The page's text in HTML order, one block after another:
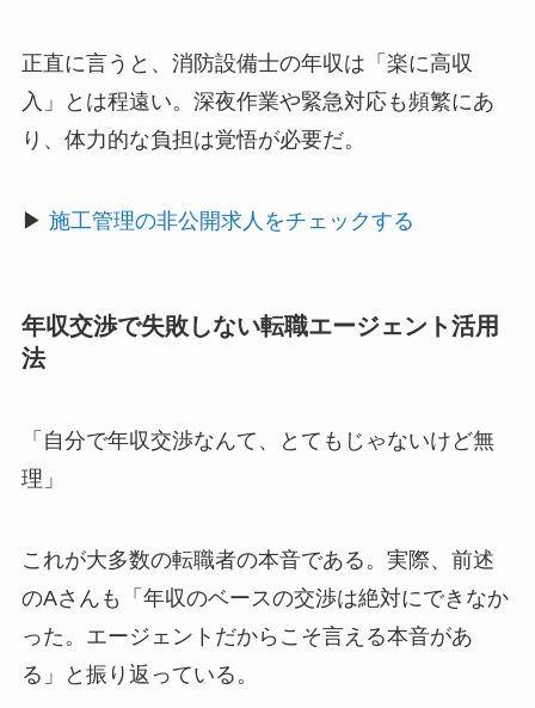
正直に言うと、消防設備士の年収は「楽に高収
入」とは程遠い。深夜作業や緊急対応も頻繁にあ
り、体力的な負担は覚悟が必要だ。
▶ 施工管理の非公開求人をチェックする
年収交渉で失敗しない転職エージェント活用
法
「自分で年収交渉なんて、とてもじゃないけど無
理」
これが大多数の転職者の本音である。実際、前述
のAさんも「年収のベースの交渉は絶対にできなか
った。エージェントだからこそ言える本音があ
る」と振り返っている。